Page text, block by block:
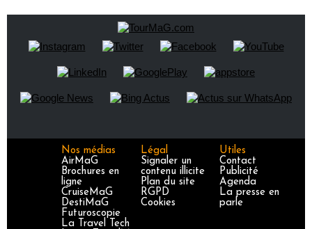
Nos médias
AirMaG
Brochures en
ligne
CruiseMaG
DestiMaG
Futuroscopie
La Travel Tech
Légal
Signaler un
contenu illicite
Plan du site
RGPD
Cookies
Utiles
Contact
Publicité
Agenda
La presse en
parle